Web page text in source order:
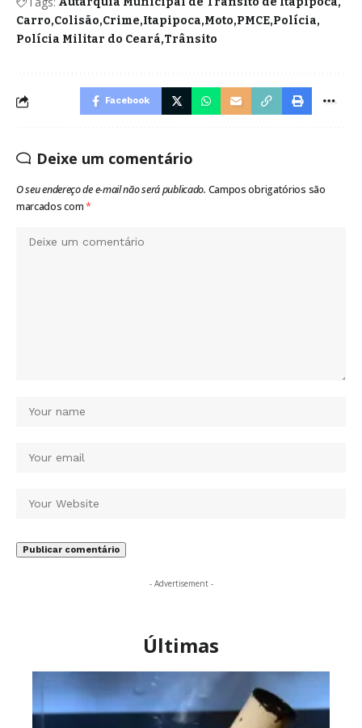
Carro Colisão Crime Itapipoca Moto PMCE Polícia
Polícia Militar do Ceará Trânsito
Facebook
Deixe um comentário
O seu endereço de e-mail não será publicado. Campos obrigatórios são
marcados com*
- Advertisement -
Últimas